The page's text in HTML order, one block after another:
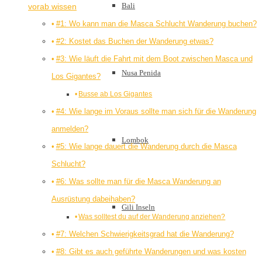
Bali
Nusa Penida
Lombok
Gili Inseln
vorab wissen
#1: Wo kann man die Masca Schlucht Wanderung buchen?
#2: Kostet das Buchen der Wanderung etwas?
#3: Wie läuft die Fahrt mit dem Boot zwischen Masca und
Los Gigantes?
Busse ab Los Gigantes
#4: Wie lange im Voraus sollte man sich für die Wanderung
anmelden?
#5: Wie lange dauert die Wanderung durch die Masca
Schlucht?
#6: Was sollte man für die Masca Wanderung an
Ausrüstung dabeihaben?
Was solltest du auf der Wanderung anziehen?
#7: Welchen Schwierigkeitsgrad hat die Wanderung?
#8: Gibt es auch geführte Wanderungen und was kosten